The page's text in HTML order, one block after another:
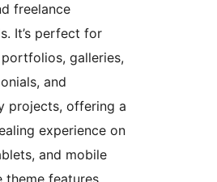
freelance
It’s perfect for
galleries,
and
projects, offering a
experience on
and mobile